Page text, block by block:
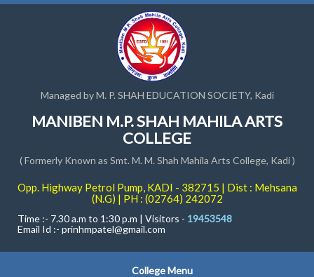
Managed by M. P. SHAH EDUCATION SOCIETY, Kadi
MANIBEN M.P. SHAH MAHILA ARTS
COLLEGE
( Formerly Known as Smt. M. M. Shah Mahila Arts College, Kadi )
Opp. Highway Petrol Pump, KADI - 382715 | Dist : Mehsana
(N.G) | PH : (02764) 242072
Time :- 7.30 a.m to 1:30 p.m | Visitors - 19453548
Email Id :- prinhmpatel@gmail.com
College Menu